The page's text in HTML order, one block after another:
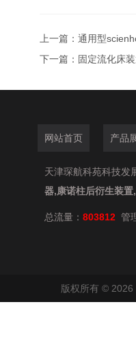
上一篇： 通用型
下一篇： 固定流化床
网站首页 产品
天津琛航科苑科技发
器,康诺柱后衍生装
总流量： 803812 管
版权所有 ©